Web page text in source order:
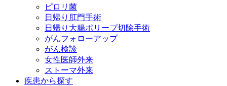
ピロリ菌
日帰り肛門手術
日帰り大腸ポリープ切除手術
がんフォローアップ
がん検診
女性医師外来
ストーマ外来
疾患から探す